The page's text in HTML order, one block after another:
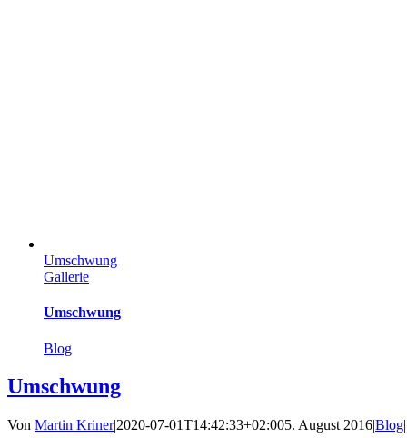
Umschwung
Gallerie
Umschwung
Blog
Umschwung
Von Martin Kriner|2020-07-01T14:42:33+02:005. August 2016|Blog|